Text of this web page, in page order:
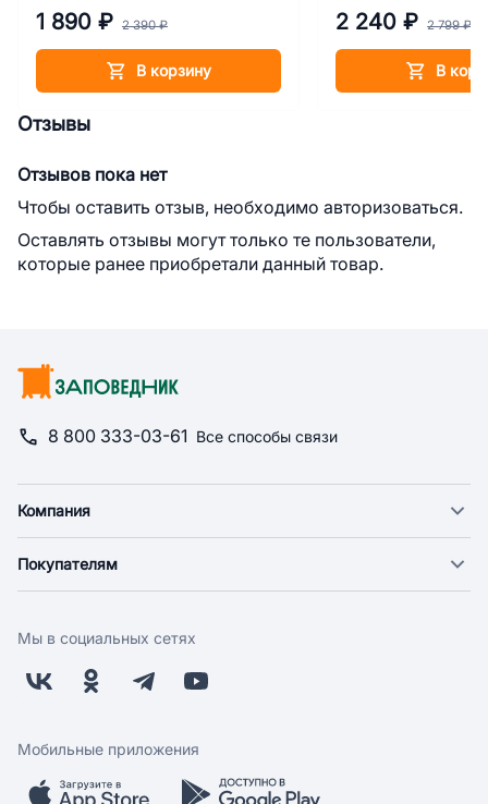
1 890 ₽ 2 390 ₽
В корзину
2 240 ₽ 2 799 ₽
В
Отзывы
Отзывов пока нет
Чтобы оставить отзыв, необходимо авторизоваться.
Оставлять отзывы могут только те пользователи,
которые ранее приобретали данный товар.
8 800 333-03-61 Все способы связи
Компания
Новости
Поставщикам
Заводчикам
Обратная связь
Покупателям
Оплата
Бонусная программа
Скидки и акции
Мобильное приложение
Мы в социальных сетях
Мобильные приложения